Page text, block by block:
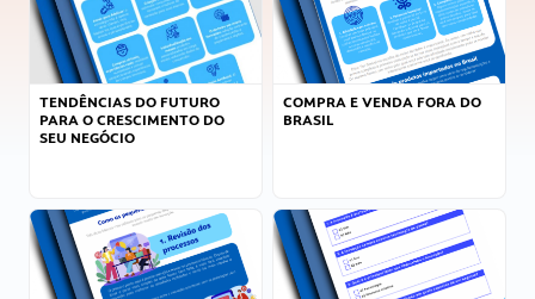
TENDÊNCIAS DO FUTURO
PARA O CRESCIMENTO DO
SEU NEGÓCIO
COMPRA E VENDA FORA DO
BRASIL